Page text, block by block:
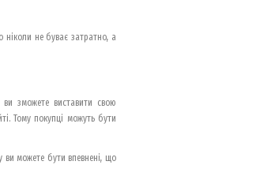
ніколи не буває затратно, а
зможете виставити свою
Тому покупці можуть бути
ви можете бути впевнені, що